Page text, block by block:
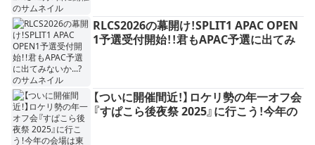
RLCS2026の幕開け！SPLIT1 APAC OPEN
1予選受付開始！！君もAPAC予選に出てみ
【ついに開催間近！】ロケリ勢の年一オフ会
『すぱこら後夜祭 2025』に行こう！今年の